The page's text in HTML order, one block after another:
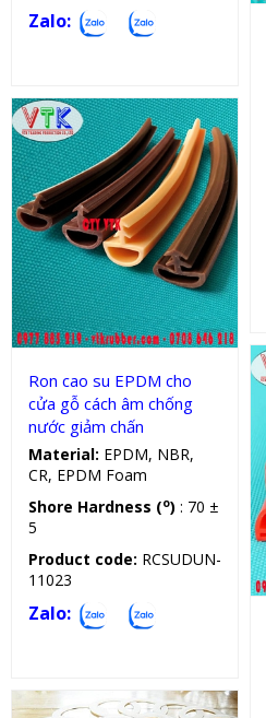
Zalo:
Gioăng cao su cửa
Ron cao su EPDM cho
cửa gỗ cách âm chống
nước giảm chấn
Material: EPDM, NBR,
CR, EPDM Foam
Shore Hardness (o) : 70 ±
5
Product code: RCSUDUN-
11023
Zalo: